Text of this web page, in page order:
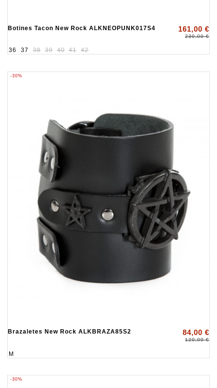
Botines Tacon New Rock ALKNEOPUNK017S4 161,00 €
230,00 €
36 37 38 39 40 41 42
-30%
Brazaletes New Rock ALKBRAZA85S2 84,00 €
120,00 €
M
-30%